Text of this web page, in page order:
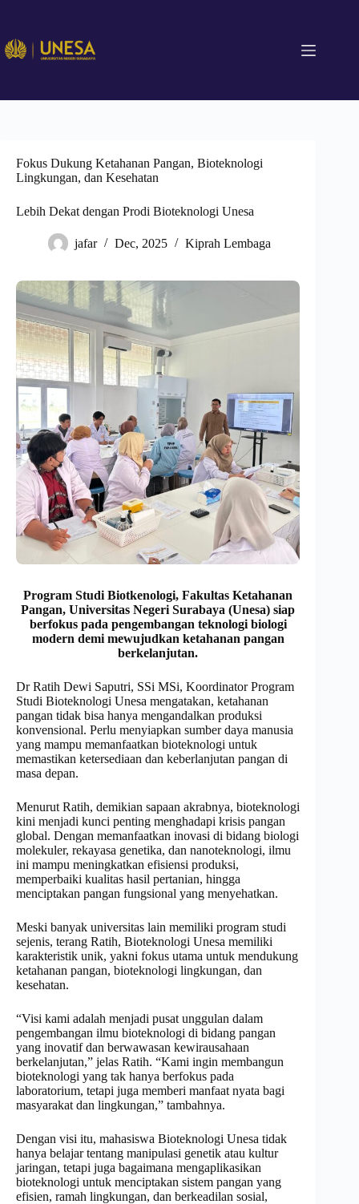
Fokus Dukung Ketahanan Pangan, Bioteknologi
Lingkungan, dan Kesehatan
Lebih Dekat dengan Prodi Bioteknologi Unesa
jafar Dec, 2025 Kiprah Lembaga
Program Studi Biotkenologi, Fakultas Ketahanan
Pangan, Universitas Negeri Surabaya (Unesa) siap
berfokus pada pengembangan teknologi biologi
modern demi mewujudkan ketahanan pangan
berkelanjutan.
Dr Ratih Dewi Saputri, SSi MSi, Koordinator Program
Studi Bioteknologi Unesa mengatakan, ketahanan
pangan tidak bisa hanya mengandalkan produksi
konvensional. Perlu menyiapkan sumber daya manusia
yang mampu memanfaatkan bioteknologi untuk
memastikan ketersediaan dan keberlanjutan pangan di
masa depan.
Menurut Ratih, demikian sapaan akrabnya, bioteknologi
kini menjadi kunci penting menghadapi krisis pangan
global. Dengan memanfaatkan inovasi di bidang biologi
molekuler, rekayasa genetika, dan nanoteknologi, ilmu
ini mampu meningkatkan efisiensi produksi,
memperbaiki kualitas hasil pertanian, hingga
menciptakan pangan fungsional yang menyehatkan.
Meski banyak universitas lain memiliki program studi
sejenis, terang Ratih, Bioteknologi Unesa memiliki
karakteristik unik, yakni fokus utama untuk mendukung
ketahanan pangan, bioteknologi lingkungan, dan
kesehatan.
“Visi kami adalah menjadi pusat unggulan dalam
pengembangan ilmu bioteknologi di bidang pangan
yang inovatif dan berwawasan kewirausahaan
berkelanjutan,” jelas Ratih. “Kami ingin membangun
bioteknologi yang tak hanya berfokus pada
laboratorium, tetapi juga memberi manfaat nyata bagi
masyarakat dan lingkungan,” tambahnya.
Dengan visi itu, mahasiswa Bioteknologi Unesa tidak
hanya belajar tentang manipulasi genetik atau kultur
jaringan, tetapi juga bagaimana mengaplikasikan
bioteknologi untuk menciptakan sistem pangan yang
efisien, ramah lingkungan, dan berkeadilan sosial,